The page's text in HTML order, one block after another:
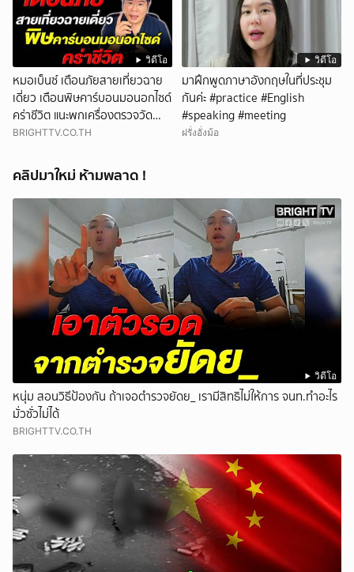
วิดีโอ
หมอเบ็นซ์ เตือนภัยสายเที่ยวฉาย
เดี่ยว เตือนพิษคาร์บอนมอนอกไซด์
คร่าชีวิต แนะพกเครื่องตรวจวัด
ติดตัว
BRIGHTTV.CO.TH
วิดีโอ
มาฝึกพูดภาษาอังกฤษในที่ประชุม
กันค่ะ #practice #English
#speaking #meeting
ฝรั่งอั่งม้อ
คลิปมาใหม่ ห้ามพลาด !
วิดีโอ
หนุ่ม สอนวิธีป้องกัน ถ้าเจอตำรวจยัดย_ เรามีสิทธิไม่ให้การ จนท.ทำอะไร
มั่วซั่วไม่ได้
BRIGHTTV.CO.TH